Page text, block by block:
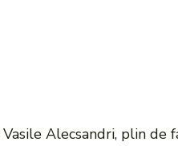
Alecsandri, plin de